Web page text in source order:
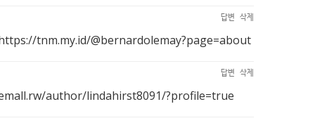
답변 삭제
tnm.my.id/@bernardolemay?page=about
답변 삭제
author/lindahirst8091/?profile=true